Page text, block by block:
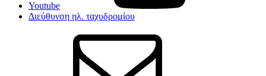
Youtube
Διεύθυνση ηλ. ταχυδρομίου